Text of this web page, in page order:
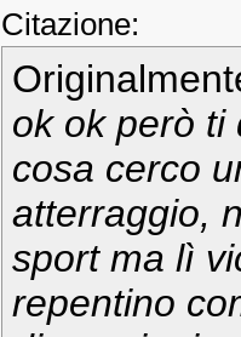
Citazione:
ok ok però ti
cosa cerco
atterraggio,
sport ma lì
repentino